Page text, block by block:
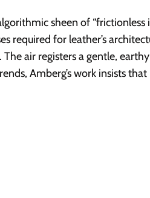
sheen of
required for leather’s
air registers a gentle,
Amberg’s work insists